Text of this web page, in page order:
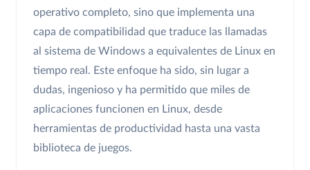
operativo completo, sino que implementa una
capa de compatibilidad que traduce las llamadas
al sistema de Windows a equivalentes de Linux en
tiempo real. Este enfoque ha sido, sin lugar a
dudas, ingenioso y ha permitido que miles de
aplicaciones funcionen en Linux, desde
herramientas de productividad hasta una vasta
biblioteca de juegos.